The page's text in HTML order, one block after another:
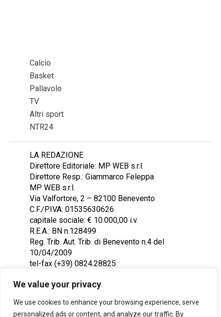
We value your privacy
We use cookies to enhance your browsing experience, serve
personalized ads or content, and analyze our traffic. By
Calcio
Basket
Pallavolo
TV
Altri sport
NTR24
LA REDAZIONE
Direttore Editoriale: MP WEB s.r.l.
Direttore Resp.: Giammarco Feleppa
MP WEB s.r.l.
Via Valfortore, 2 – 82100 Benevento
C.F./P.IVA: 01535630626
capitale sociale: € 10.000,00 i.v.
R.E.A.: BN n.128499
Reg. Trib. Aut. Trib. di Benevento n.4 del
10/04/2009
tel-fax (+39) 0824.28825